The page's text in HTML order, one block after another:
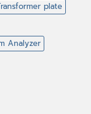
plate
Analyzer